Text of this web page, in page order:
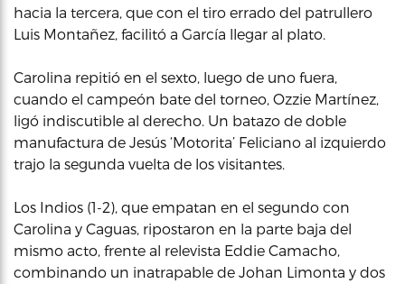
hacia la tercera, que con el tiro errado del patrullero
Luis Montañez, facilitó a García llegar al plato.
Carolina repitió en el sexto, luego de uno fuera,
cuando el campeón bate del torneo, Ozzie Martínez,
ligó indiscutible al derecho. Un batazo de doble
manufactura de Jesús ‘Motorita’ Feliciano al izquierdo
trajo la segunda vuelta de los visitantes.
Los Indios (1-2), que empatan en el segundo con
Carolina y Caguas, ripostaron en la parte baja del
mismo acto, frente al relevista Eddie Camacho,
combinando un inatrapable de Johan Limonta y dos